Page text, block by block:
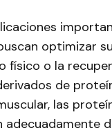
optimizar
físico o la
de
las
adecuadamente